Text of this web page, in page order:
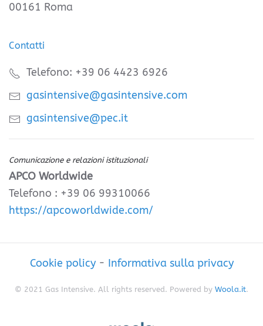
00161 Roma
Contatti
Telefono: +39 06 4423 6926
gasintensive@gasintensive.com
gasintensive@pec.it
Comunicazione e relazioni istituzionali
APCO Worldwide
Telefono : +39 06 99310066
https://apcoworldwide.com/
Cookie policy- Informativa sulla privacy
© 2021 Gas Intensive. All rights reserved. Powered by Woola.it.